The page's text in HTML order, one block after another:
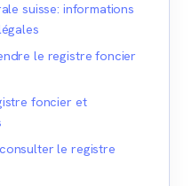
suisse: informations
le registre foncier
foncier et
le registre